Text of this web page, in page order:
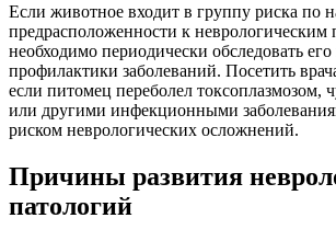
Если животное входит в группу риска по
предрасположенности к неврологическим
необходимо периодически обследовать его
профилактики заболеваний. Посетить
если питомец переболел токсоплазмозом,
или другими инфекционными
риском неврологических осложнений.
Причины развития
патологий